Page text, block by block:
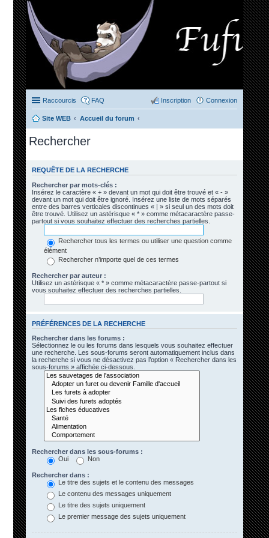
Raccourcis FAQ Connexion
Inscription
Site WEB Accueil du forum
Rechercher
REQUÊTE DE LA RECHERCHE
Rechercher par mots-clés :
Insérez le caractère « + » devant un mot qui doit être trouvé et « - »
devant un mot qui doit être ignoré. Insérez une liste de mots séparés
entre des barres verticales discontinues « | » si seul un des mots doit
être trouvé. Utilisez un astérisque « * » comme métacaractère passe-
partout si vous souhaitez effectuer des recherches partielles.
Rechercher tous les termes ou utiliser une question comme
élément
Rechercher n’importe quel de ces termes
Rechercher par auteur :
Utilisez un astérisque « * » comme métacaractère passe-partout si
vous souhaitez effectuer des recherches partielles.
PRÉFÉRENCES DE LA RECHERCHE
Rechercher dans les forums :
Sélectionnez le ou les forums dans lesquels vous souhaitez effectuer
une recherche. Les sous-forums seront automatiquement inclus dans
la recherche si vous ne désactivez pas l’option « Rechercher dans les
sous-forums » affichée ci-dessous.
Rechercher dans les sous-forums :
Oui
Non
Rechercher dans :
Le titre des sujets et le contenu des messages
Le contenu des messages uniquement
Le titre des sujets uniquement
Le premier message des sujets uniquement